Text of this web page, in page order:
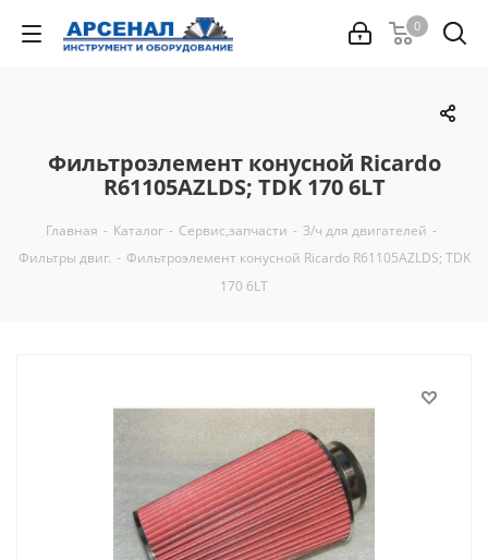
0
Фильтроэлемент конусной Ricardo
R61105AZLDS; TDK 170 6LT
Главная - Каталог - Сервис,запчасти - З/ч для двигателей -
Фильтры двиг. - Фильтроэлемент конусной Ricardo R61105AZLDS; TDK
170 6LT